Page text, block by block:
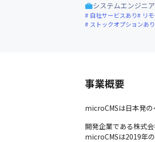
システムエンジニ
自社サービスあり リ
ストックオプションあり
事業概要
microCMSは日本発の
開発企業である株式
microCMSは2019年